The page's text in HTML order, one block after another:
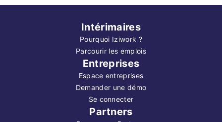
Intérimaires
Pourquoi Iziwork ?
Parcourir les emplois
Entreprises
Espace entreprises
Demander une démo
Se connecter
Partners